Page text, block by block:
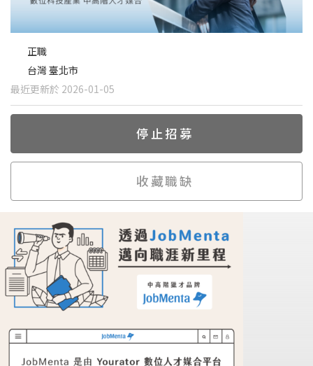
正職
台灣 臺北市
最近更新於 2026-01-05
停止招募
收藏職缺